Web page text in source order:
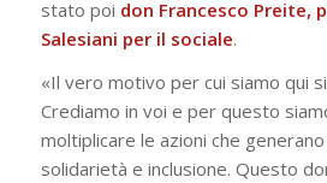
stato poi don Francesco Preite,
Salesiani per il sociale.
«Il vero motivo per cui siamo qui
Crediamo in voi e per questo
moltiplicare le azioni che
solidarietà e inclusione. Questo